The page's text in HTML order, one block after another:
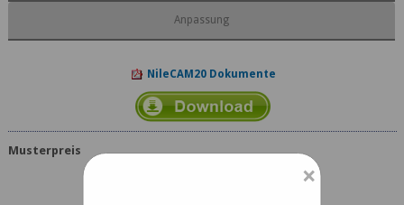
Anpassung
NileCAM20 Dokumente
Musterpreis
×